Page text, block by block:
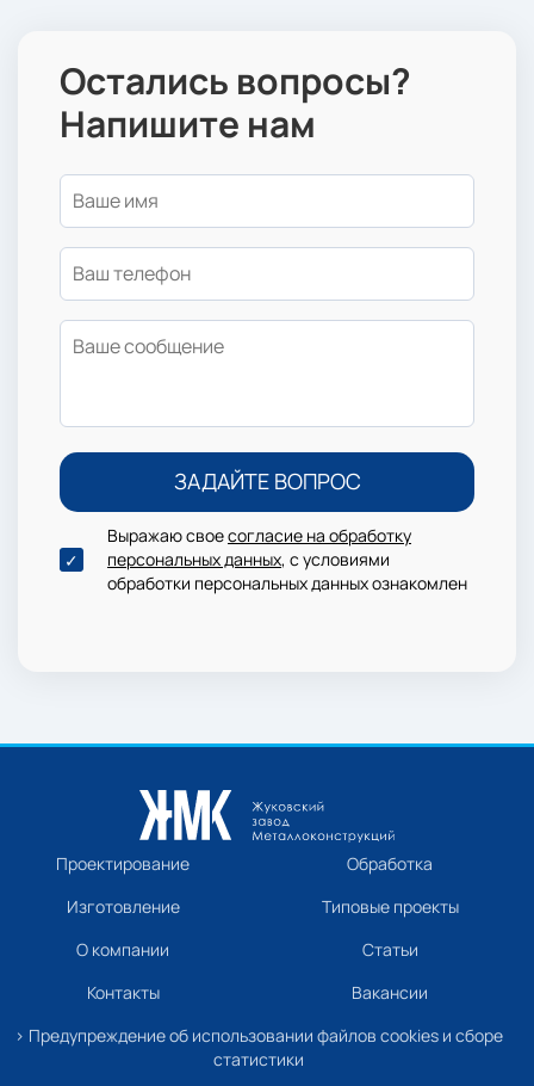
Остались вопросы?
Напишите нам
Выражаю своесогласие на обработку
персональных данных, с условиями
обработки персональных данных ознакомлен
Проектирование
Обработка
Изготовление
Типовые проекты
О компании
Статьи
Контакты
Вакансии
› Предупреждение об использовании файлов cookies и сборе
статистики